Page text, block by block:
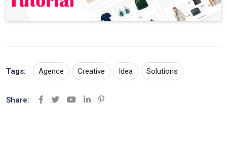
Tags: Agence Creative Idea Solutions
Share:
YoutubeLinkedIn